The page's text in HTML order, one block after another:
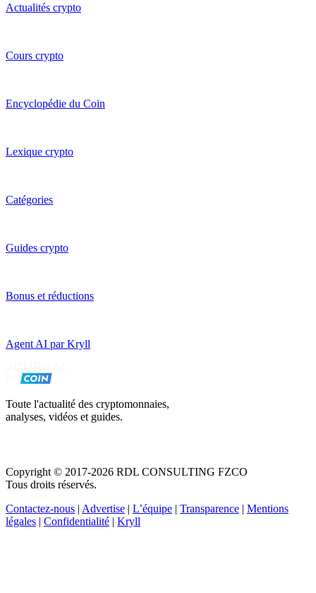
Actualités crypto
Cours crypto
Encyclopédie du Coin
Lexique crypto
Catégories
Guides crypto
Bonus et réductions
Agent AI par Kryll
Toute l'actualité des cryptomonnaies,
analyses, vidéos et guides.
Copyright © 2017-2026 RDL CONSULTING FZCO
Tous droits réservés.
Contactez-nous | Advertise | L’équipe | Transparence | Mentions
légales | Confidentialité | Kryll